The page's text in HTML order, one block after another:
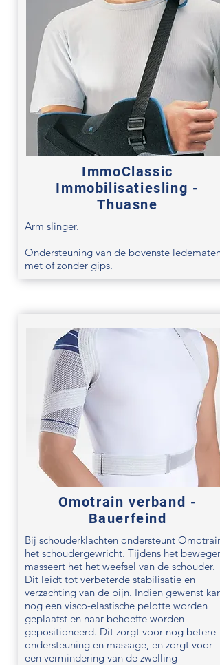
ImmoClassic
Immobilisatiesling -
Thuasne
Arm slinger.
Ondersteuning van de bovenste ledematen
met of zonder gips.
Omotrain verband -
Bauerfeind
Bij schouderklachten ondersteunt Omotrain
het schoudergewricht. Tijdens het bewegen
masseert het het weefsel van de schouder.
Dit leidt tot verbeterde stabilisatie en
verzachting van de pijn. Indien gewenst kan
nog een visco-elastische pelotte worden
geplaatst en naar behoefte worden
gepositioneerd. Dit zorgt voor nog betere
ondersteuning en massage, en zorgt voor
een vermindering van de zwelling